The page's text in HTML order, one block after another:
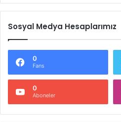
Sosyal Medya Hesaplarımız
0
Fans
0
Aboneler